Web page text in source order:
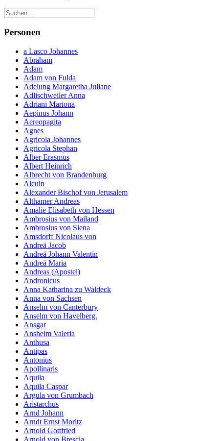
Personen
a Lasco Johannes
Abraham
Adam
Adam von Fulda
Adelung Margaretha Juliane
Adlischweiler Anna
Adriani Mariona
Aepinus Johann
Aereopagita
Agnes
Agricola Johannes
Agricola Stephan
Alber Erasmus
Albert Heinrich
Albrecht von Brandenburg
Alcuin
Alexander Bischof von Jerusalem
Althamer Andreas
Amalie Elisabeth von Hessen
Ambrosius von Mailand
Ambrosius von Siena
Amsdorff Nicolaus von
Andreä Jacob
Andreä Johann Valentin
Andreä Maria
Andreas (Apostel)
Andronicus
Anna Katharina zu Waldeck
Anna von Sachsen
Anselm von Canterbury
Anselm von Havelberg.
Ansgar
Anshelm Valeria
Anthusa
Antipas
Antonius
Apollinaris
Aquila
Aquila Caspar
Argula von Grumbach
Aristarchus
Arnd Johann
Arndt Ernst Moritz
Arnold Gottfried
Arnold von Brescia